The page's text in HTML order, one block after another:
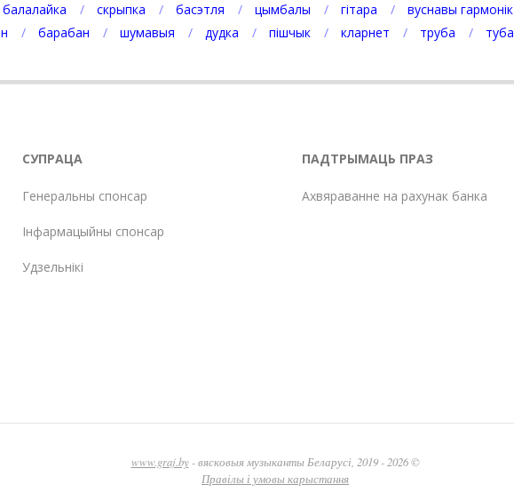
балалайка скрыпка басэтля цымбалы гітара вуснавы гармонік
барабан шумавыя дудка пішчык кларнет труба туба
СУПРАЦА
Генеральны спонсар
Інфармацыйны спонсар
Удзельнікі
ПАДТРЫМАЦЬ ПРАЗ
Ахвяраванне на рахунак банка
www.graj.by- вясковыя музыканты Беларусі, 2019 - 2026 ©
Правілы і умовы карыстання